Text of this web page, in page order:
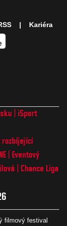
iSport
rozbíjející
Eventový
Chance Liga
filmový festival
Kariéra